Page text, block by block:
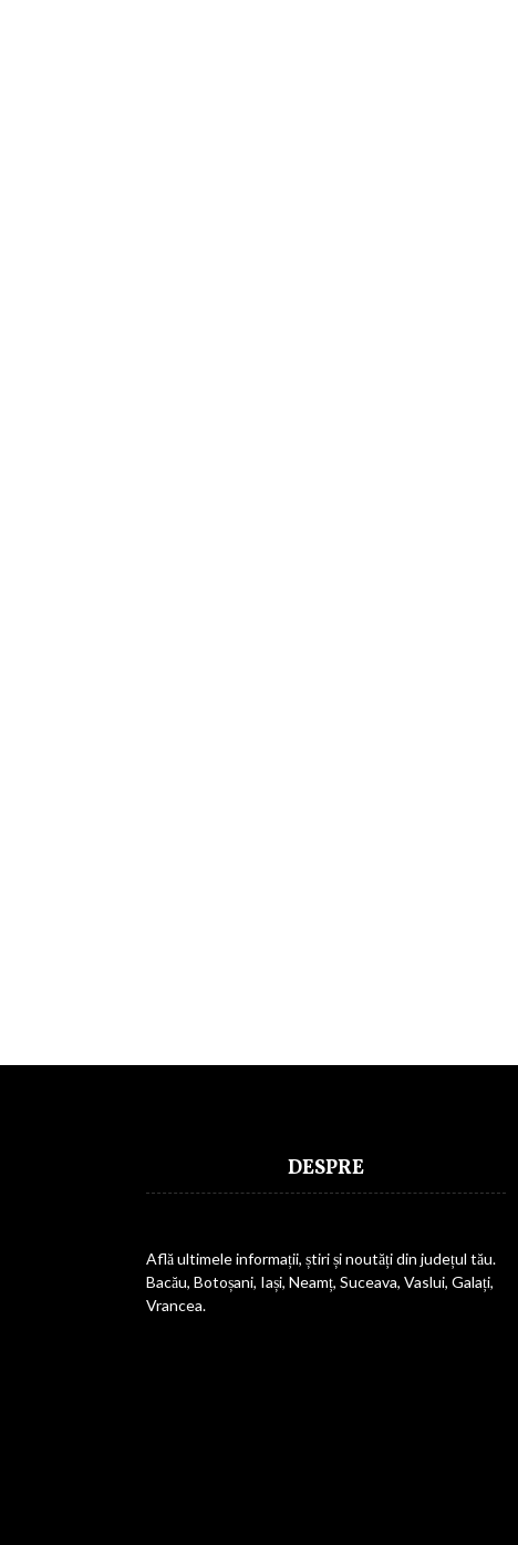
DESPRE
Află ultimele informații, știri și noutăți din județul tău.
Bacău, Botoșani, Iași, Neamț, Suceava, Vaslui, Galați,
Vrancea.